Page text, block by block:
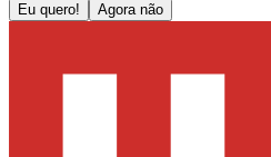
Eu quero! Agora não